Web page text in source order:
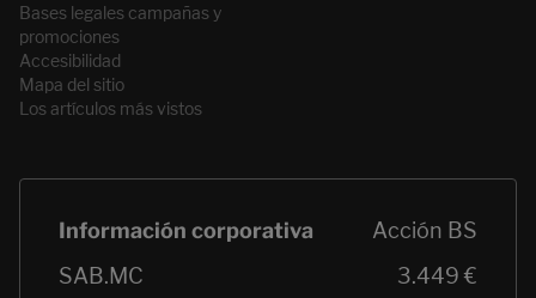
Bases legales campañas y
promociones
Accesibilidad
Mapa del sitio
Los artículos más vistos